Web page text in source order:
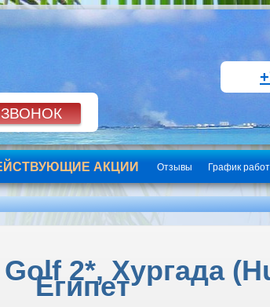
График
Отзывы
АКЦИИ
2*, Хургада
Египет